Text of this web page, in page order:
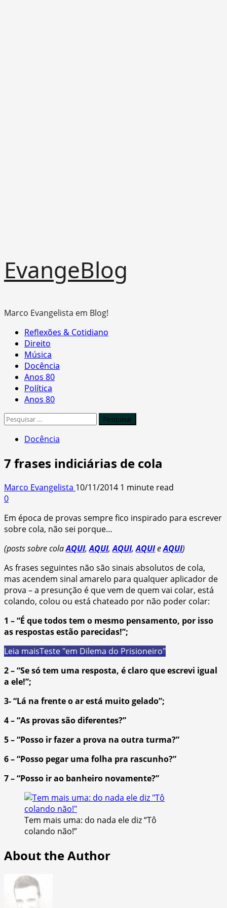
to
content
EvangeBlog
Marco Evangelista em Blog!
Primary
Menu
Reflexões & Cotidiano
Direito
Música
Docência
Anos 80
Política
Anos 80
Pesquisar
Docência
7 frases indiciárias de cola
Marco Evangelista 10/11/2014 1 minute read
0
Em época de provas sempre fico inspirado para escrever
sobre cola, não sei porque…
(posts sobre colaAQUI,AQUI,AQUI,AQUIeAQUI)
As frases seguintes não são sinais absolutos de cola,
mas acendem sinal amarelo para qualquer aplicador de
prova – a presunção é que vem de quem vai colar, está
colando, colou ou está chateado por não poder colar:
1 – “É que todos tem o mesmo pensamento, por isso
as respostas estão parecidas!”;
Leia maisTeste "em Dilema do Prisioneiro"
2 – “Se só tem uma resposta, é claro que escrevi igual
a ele!”;
3- “Lá na frente o ar está muito gelado”;
4 – “As provas são diferentes?”
5 – “Posso ir fazer a prova na outra turma?”
6 – “Posso pegar uma folha pra rascunho?”
7 – “Posso ir ao banheiro novamente?”
Tem mais uma: do nada ele diz “Tô
colando não!”
About the Author